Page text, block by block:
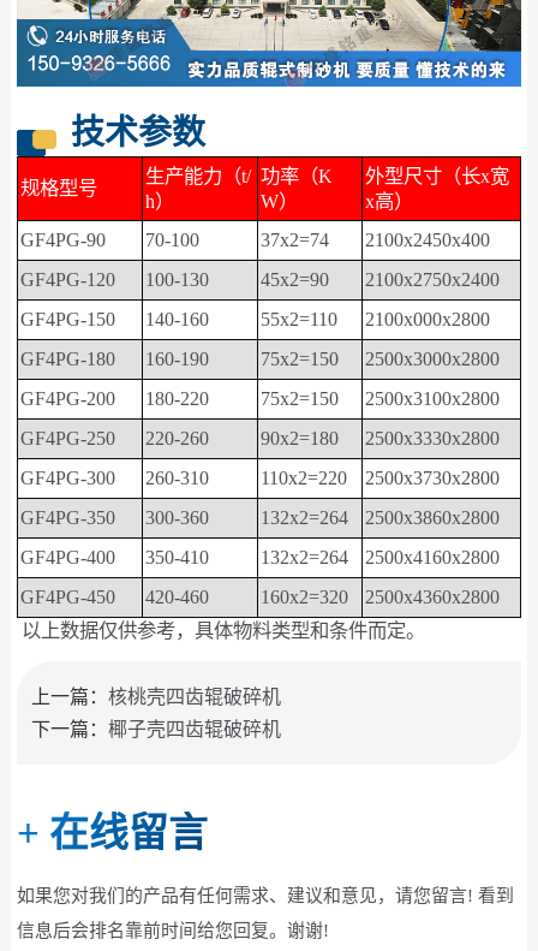
技术参数
规格型号
生产能力（t/
h）
功率（K
W）
外型尺寸（长x宽
x高）
GF4PG-90
70-100 37x2=74
2100x2450x400
GF4PG-120
100-130 45x2=90
2100x2750x2400
GF4PG-150 140-160 55x2=110
2100x000x2800
GF4PG-180
160-190 75x2=150
2500x3000x2800
GF4PG-200
180-220 75x2=150
2500x3100x2800
GF4PG-250
220-260 90x2=180
2500x3330x2800
GF4PG-300
260-310 110x2=220
2500x3730x2800
GF4PG-350
300-360 132x2=264
2500x3860x2800
GF4PG-400
350-410 132x2=264
2500x4160x2800
GF4PG-450
420-460 160x2=320
2500x4360x2800
以上数据仅供参考，具体物料类型和条件而定。
上一篇： 核桃壳四齿辊破碎机
下一篇： 椰子壳四齿辊破碎机
+ 在线留言
如果您对我们的产品有任何需求、建议和意见，请您留言! 看到
信息后会排名靠前时间给您回复。谢谢!